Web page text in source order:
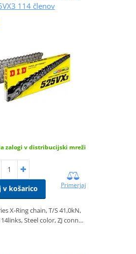
114 členov
zalogi v distribucijski mreži
v košarico Primerjaj
X-Ring chain, T/S 41,0kN,
Steel color, ZJ conn…